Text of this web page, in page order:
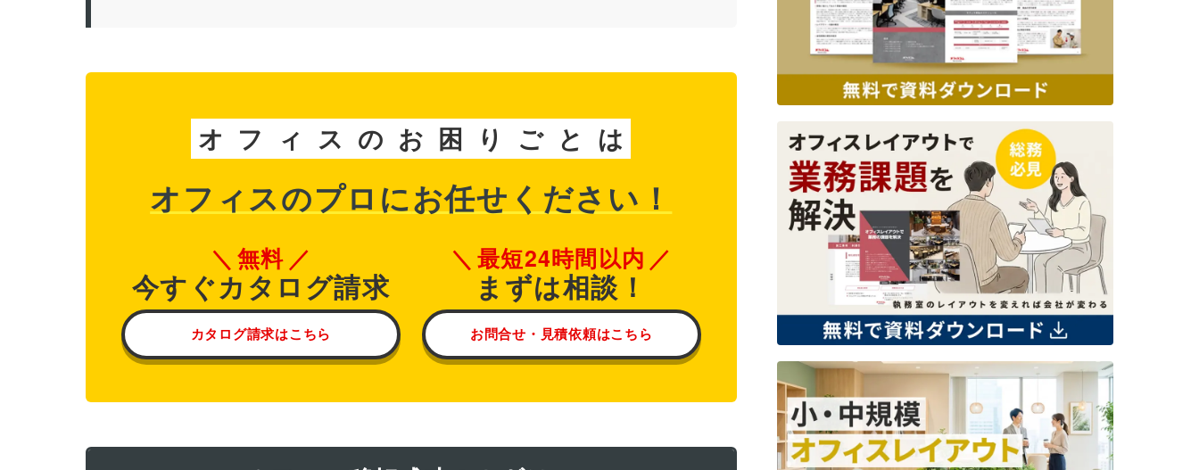
オ フ ィ ス の お 困 り ご と は
オフィスのプロにお任せください！
無料
今すぐカタログ請求
カタログ請求はこちら
最短24時間以内
まずは相談！
お問合せ・見積依頼はこちら